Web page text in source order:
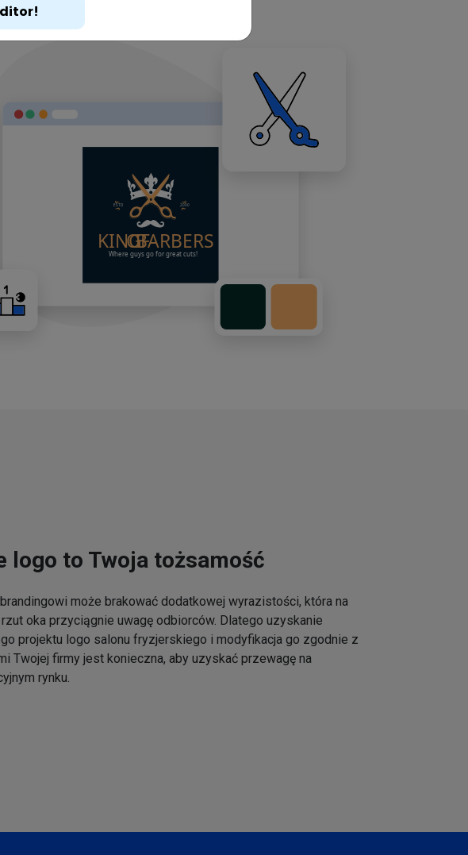
logo to Twoja tożsamość
może brakować dodatkowej wyrazistości, która na
oka przyciągnie uwagę odbiorców. Dlatego uzyskanie
projektu logo salonu fryzjerskiego i modyfikacja go zgodnie z
Twojej firmy jest konieczna, aby uzyskać przewagę na
rynku.